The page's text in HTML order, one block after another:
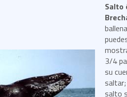
Salto
3/4
su
salto